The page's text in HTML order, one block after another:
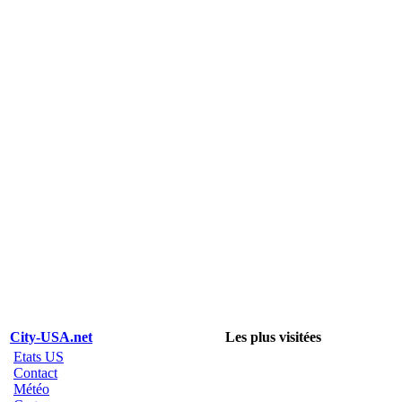
City-USA.net
Les plus visitées
Etats US
Contact
Météo